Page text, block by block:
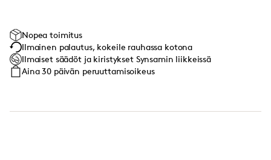
Nopea toimitus
Ilmainen palautus, kokeile rauhassa kotona
Ilmaiset säädöt ja kiristykset Synsamin liikkeissä
Aina 30 päivän peruuttamisoikeus